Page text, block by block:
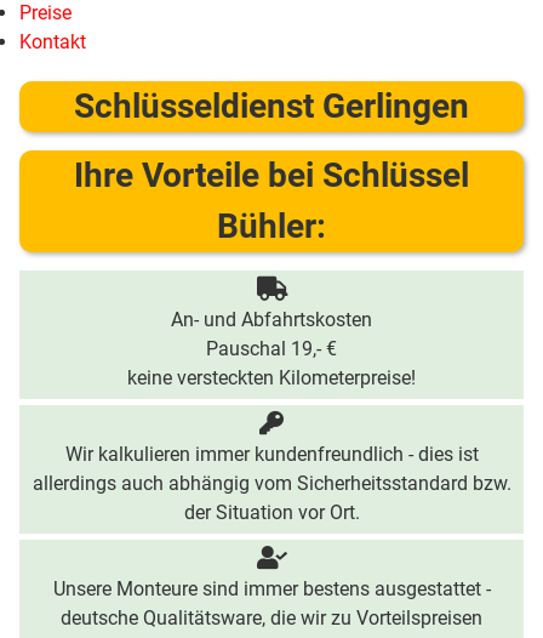
Preise
Kontakt
Schlüsseldienst Gerlingen
Ihre Vorteile bei Schlüssel
Bühler:
An- und Abfahrtskosten
Pauschal 19,- €
keine versteckten Kilometerpreise!
Wir kalkulieren immer kundenfreundlich - dies ist
allerdings auch abhängig vom Sicherheitsstandard bzw.
der Situation vor Ort.
Unsere Monteure sind immer bestens ausgestattet -
deutsche Qualitätsware, die wir zu Vorteilspreisen